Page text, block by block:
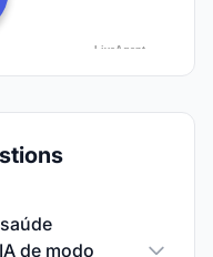
de modo